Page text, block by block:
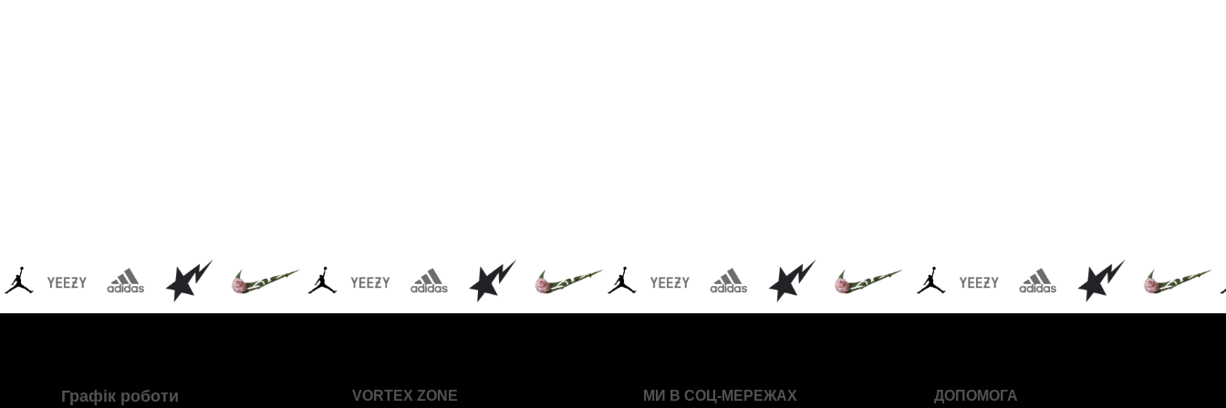
Графік роботи VORTEX ZONE МИ В СОЦ-МЕРЕЖАХ ДОПОМОГА